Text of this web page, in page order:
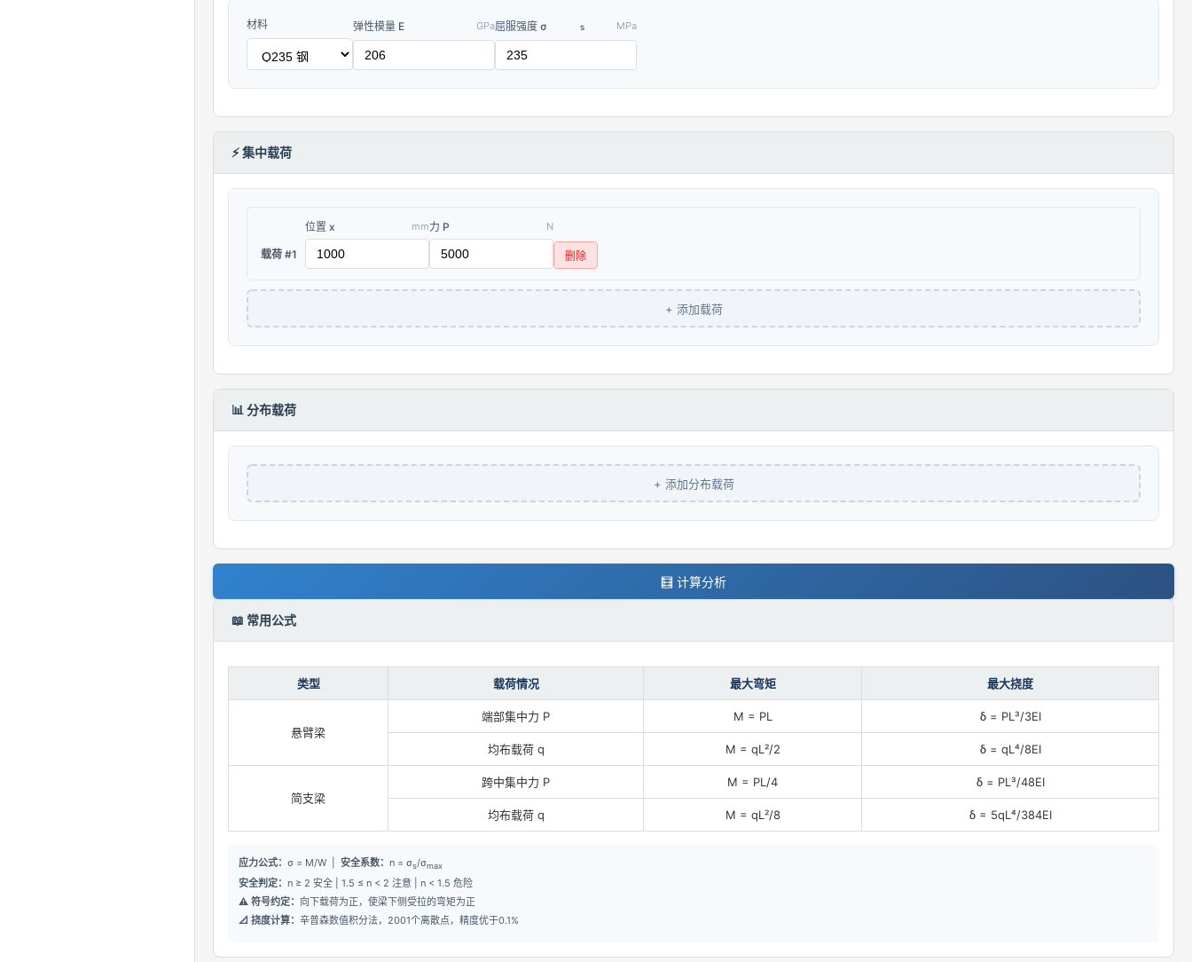
材料 弹性模量 E GPa屈服强度 σ s MPa
⚡ 集中载荷
载荷 #1
位置 x mm力 P N
删除
+ 添加载荷
📊 分布载荷
+ 添加分布载荷
🧮 计算分析
📖 常用公式
类型 载荷情况 最大弯矩 最大挠度
悬臂梁
端部集中力 P M = PL δ = PL³/3EI
均布载荷 q M = qL²/2 δ = qL⁴/8EI
简支梁
跨中集中力 P M = PL/4 δ = PL³/48EI
均布载荷 q M = qL²/8 δ = 5qL⁴/384EI
应力公式： σ = M/W | 安全系数： n = σs/σmax
安全判定： n ≥ 2 安全 | 1.5 ≤ n < 2 注意 | n < 1.5 危险
⚠️ 符号约定： 向下载荷为正，使梁下侧受拉的弯矩为正
📐 挠度计算： 辛普森数值积分法，2001个离散点，精度优于0.1%